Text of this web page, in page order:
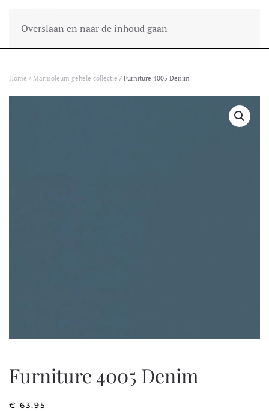
Overslaan en naar de inhoud gaan
Home / Marmoleum gehele collectie / Furniture 4005 Denim
Furniture 4005 Denim
€ 63,95